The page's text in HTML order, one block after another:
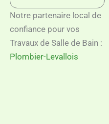
Notre partenaire local de
confiance pour vos
Travaux de Salle de Bain :
Plombier-Levallois